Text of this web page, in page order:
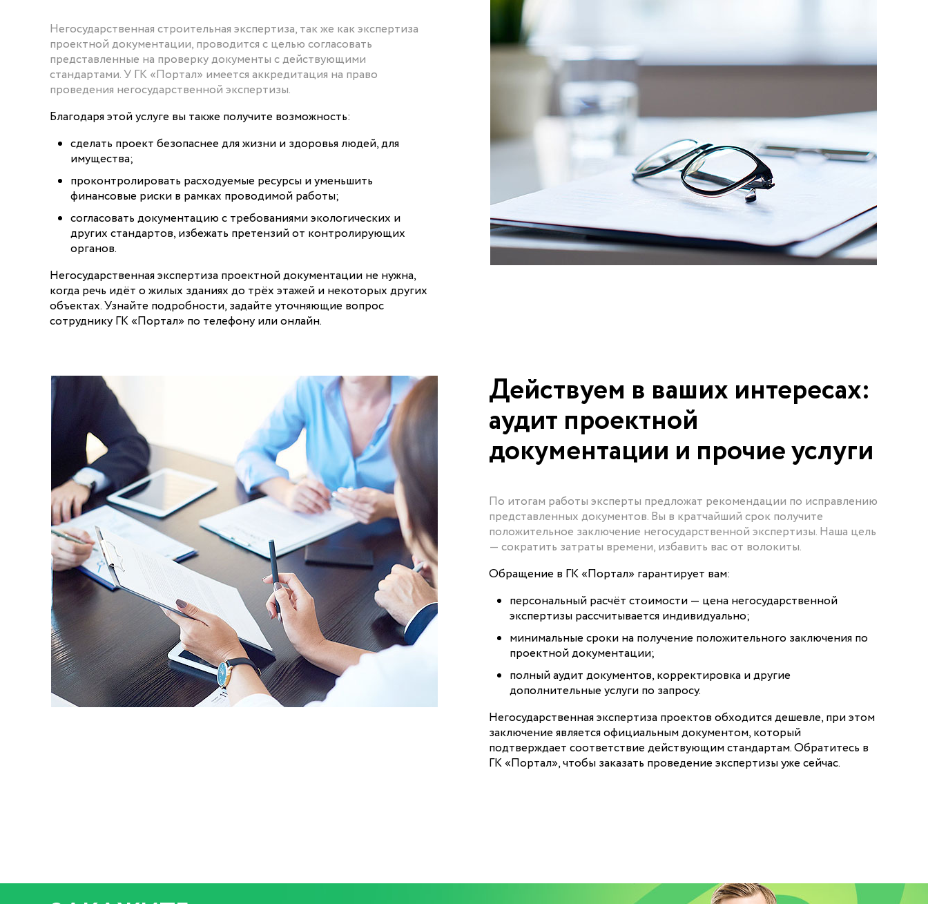
Негосударственная строительная экспертиза, так же как экспертиза
проектной документации, проводится с целью согласовать
представленные на проверку документы с действующими
стандартами. У ГК «Портал» имеется аккредитация на право
проведения негосударственной экспертизы.
Благодаря этой услуге вы также получите возможность:
сделать проект безопаснее для жизни и здоровья людей, для
имущества;
проконтролировать расходуемые ресурсы и уменьшить
финансовые риски в рамках проводимой работы;
согласовать документацию с требованиями экологических и
других стандартов, избежать претензий от контролирующих
органов.
Негосударственная экспертиза проектной документации не нужна,
когда речь идёт о жилых зданиях до трёх этажей и некоторых других
объектах. Узнайте подробности, задайте уточняющие вопрос
сотруднику ГК «Портал» по телефону или онлайн.
Действуем в ваших интересах:
аудит проектной
документации и прочие услуги
По итогам работы эксперты предложат рекомендации по исправлению
представленных документов. Вы в кратчайший срок получите
положительное заключение негосударственной экспертизы. Наша цель
— сократить затраты времени, избавить вас от волокиты.
Обращение в ГК «Портал» гарантирует вам:
персональный расчёт стоимости — цена негосударственной
экспертизы рассчитывается индивидуально;
минимальные сроки на получение положительного заключения по
проектной документации;
полный аудит документов, корректировка и другие
дополнительные услуги по запросу.
Негосударственная экспертиза проектов обходится дешевле, при этом
заключение является официальным документом, который
подтверждает соответствие действующим стандартам. Обратитесь в
ГК «Портал», чтобы заказать проведение экспертизы уже сейчас.